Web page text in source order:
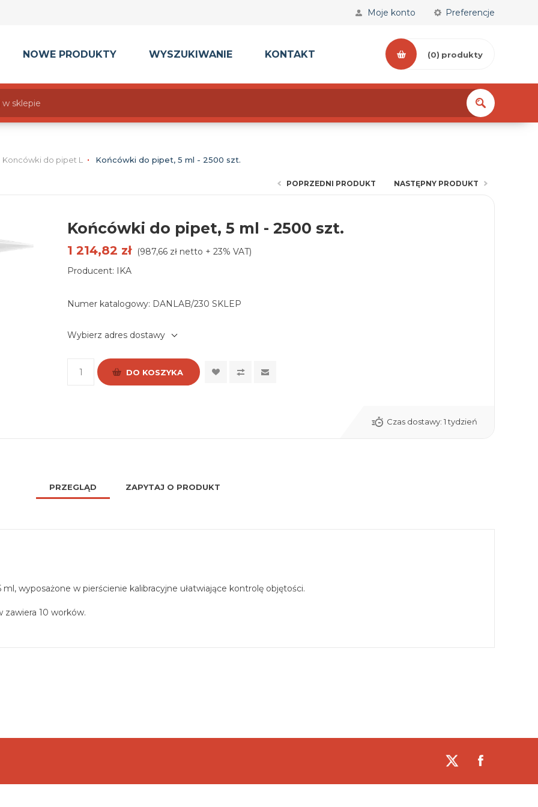
Preferencje
Moje konto
NOWE PRODUKTY WYSZUKIWANIE KONTAKT (0) produkty
Koncówki do pipet L Końcówki do pipet, 5 ml - 2500 szt.
POPRZEDNI PRODUKT NASTĘPNY PRODUKT
Końcówki do pipet, 5 ml - 2500 szt.
1 214,82 zł (987,66 zł netto + 23% VAT)
Producent: IKA
Numer katalogowy: DANLAB/230 SKLEP
Wybierz adres dostawy
DO KOSZYKA
Czas dostawy: 1 tydzień
PRZEGLĄD ZAPYTAJ O PRODUKT
wyposażone w pierścienie kalibracyjne ułatwiające kontrolę objętości.
10 worków.